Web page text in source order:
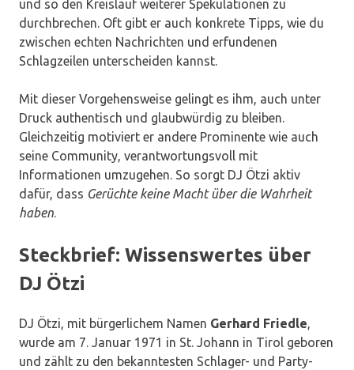
und so den Kreislauf weiterer Spekulationen zu
durchbrechen. Oft gibt er auch konkrete Tipps, wie du
zwischen echten Nachrichten und erfundenen
Schlagzeilen unterscheiden kannst.
Mit dieser Vorgehensweise gelingt es ihm, auch unter
Druck authentisch und glaubwürdig zu bleiben.
Gleichzeitig motiviert er andere Prominente wie auch
seine Community, verantwortungsvoll mit
Informationen umzugehen. So sorgt DJ Ötzi aktiv
dafür, dass Gerüchte keine Macht über die Wahrheit
haben.
Steckbrief: Wissenswertes über
DJ Ötzi
DJ Ötzi, mit bürgerlichem Namen Gerhard Friedle,
wurde am 7. Januar 1971 in St. Johann in Tirol geboren
und zählt zu den bekanntesten Schlager- und Party-